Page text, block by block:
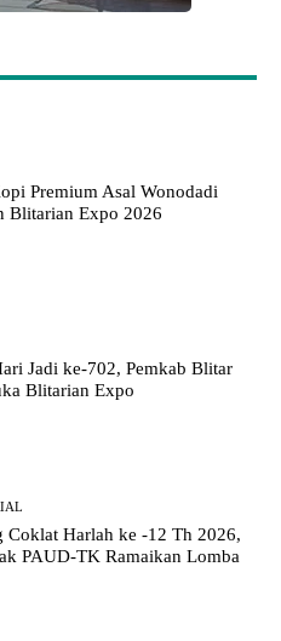
Premium Asal Wonodadi
Blitarian Expo 2026
Jadi ke-702, Pemkab Blitar
Blitarian Expo
Coklat Harlah ke -12 Th 2026,
PAUD-TK Ramaikan Lomba